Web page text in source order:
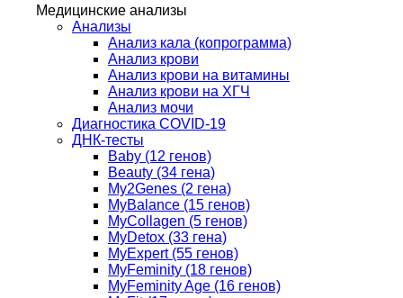
Медицинские анализы
Анализы
Анализ кала (копрограмма)
Анализ крови
Анализ крови на витамины
Анализ крови на ХГЧ
Анализ мочи
Диагностика COVID-19
ДНК-тесты
Baby (12 генов)
Beauty (34 гена)
My2Genes (2 гена)
MyBalance (15 генов)
MyCollagen (5 генов)
MyDetox (33 гена)
MyExpert (55 генов)
MyFeminity (18 генов)
MyFeminity Age (16 генов)